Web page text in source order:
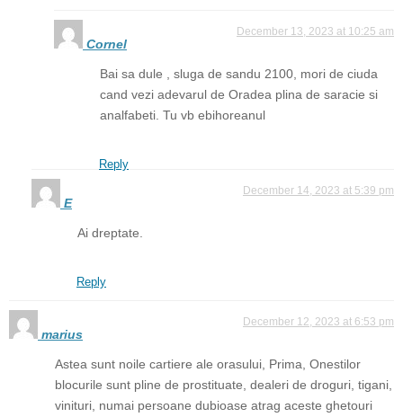
Cornel
December 13, 2023 at 10:25 am
Bai sa dule , sluga de sandu 2100, mori de ciuda
cand vezi adevarul de Oradea plina de saracie si
analfabeti. Tu vb ebihoreanul
Reply
E
December 14, 2023 at 5:39 pm
Ai dreptate.
Reply
marius
December 12, 2023 at 6:53 pm
Astea sunt noile cartiere ale orasului, Prima, Onestilor
blocurile sunt pline de prostituate, dealeri de droguri, tigani,
vinituri, numai persoane dubioase atrag aceste ghetouri